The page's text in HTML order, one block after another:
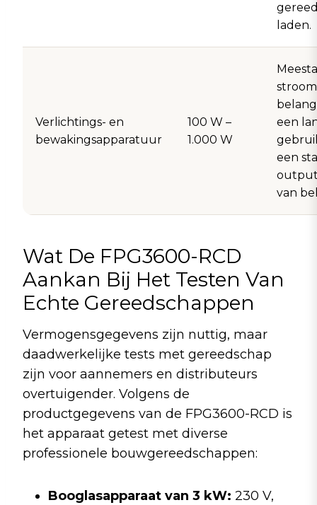
laden.
Verlichtings- en
bewakingsapparatuur
100 W –
1.000 W
een
een
van
Wat De FPG3600-RCD
Aankan Bij Het Testen Van
Echte Gereedschappen
Vermogensgegevens zijn nuttig, maar
daadwerkelijke tests met gereedschap
zijn voor aannemers en distributeurs
overtuigender. Volgens de
productgegevens van de FPG3600-RCD is
het apparaat getest met diverse
professionele bouwgereedschappen:
Booglasapparaat van 3 kW: 230 V,